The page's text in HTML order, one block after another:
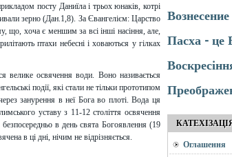
посту Даниїла і трьох юнаків, котрі
зерно (Дан.1,8). За Євангелієм: Царство
що, хоча є меншим за всі інші насіння, але,
птахи небесні і ховаються у гілках
велике освячення води. Воно називається
події, які стали не тільки прототипом
занурення в неї Бога во плоті. Вода ця
уставу з 11-12 століття освячення
в день свята Богоявлення (19
в ці дні, нічим не відрізняється.
Пасха - це
Оглашення